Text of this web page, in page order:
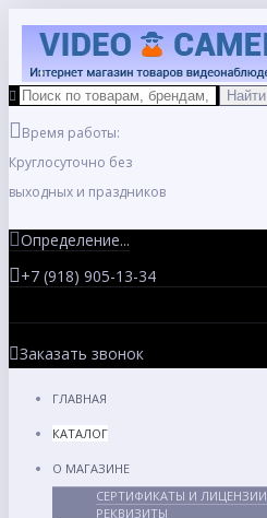
Время работы:
Круглосуточно без
выходных и праздников
Определение...
+7 (918) 905-13-34
Заказать звонок
ГЛАВНАЯ
КАТАЛОГ
О МАГАЗИНЕ
СЕРТИФИКАТЫ И ЛИЦЕНЗИИ
РЕКВИЗИТЫ